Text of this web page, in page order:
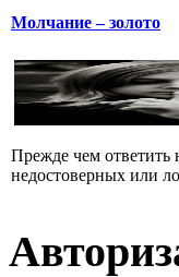
Молчание – золото
Прежде чем ответить
недостоверных или